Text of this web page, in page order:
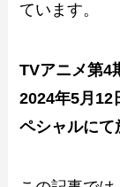
ています。
TVアニメ第4
2024年5月12
ペシャルにて